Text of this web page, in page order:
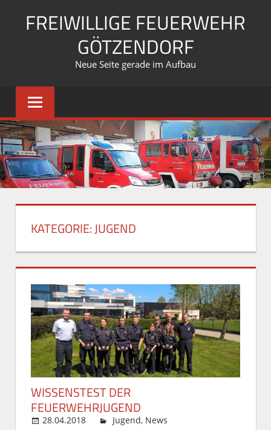
springenFREIWILLIGE FEUERWEHR
GÖTZENDORF
Neue Seite gerade im Aufbau
KATEGORIE:JUGEND
WISSENSTEST DER
FEUERWEHRJUGEND
28.04.2018 admin
Jugend, News